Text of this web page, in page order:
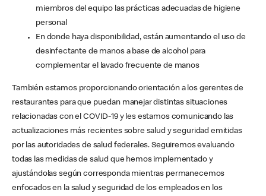
miembros del equipo las prácticas adecuadas de higiene
personal
En donde haya disponibilidad, están aumentando el uso de
desinfectante de manos a base de alcohol para
complementar el lavado frecuente de manos
También estamos proporcionando orientación a los gerentes de
restaurantes para que puedan manejar distintas situaciones
relacionadas con el COVID-19 y les estamos comunicando las
actualizaciones más recientes sobre salud y seguridad emitidas
por las autoridades de salud federales. Seguiremos evaluando
todas las medidas de salud que hemos implementado y
ajustándolas según corresponda mientras permanecemos
enfocados en la salud y seguridad de los empleados en los